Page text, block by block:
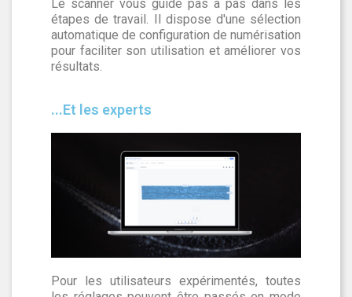
Le scanner vous guide pas à pas dans les
étapes de travail. Il dispose d'une sélection
automatique de configuration de numérisation
pour faciliter son utilisation et améliorer vos
résultats.
...Et les experts
Pour les utilisateurs expérimentés, toutes